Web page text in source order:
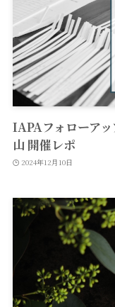
IAPAフォローア
山 開催レポ
2024年12月10日